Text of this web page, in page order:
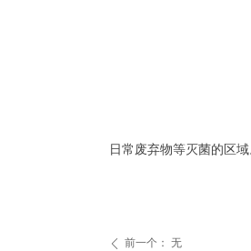
ꄴ 前一个： 无
日常废弃物等灭菌的区